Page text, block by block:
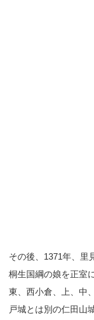
その後、1371年、里
桐生国綱の娘を正室
東、西小倉、上、中
戸城とは別の仁田山